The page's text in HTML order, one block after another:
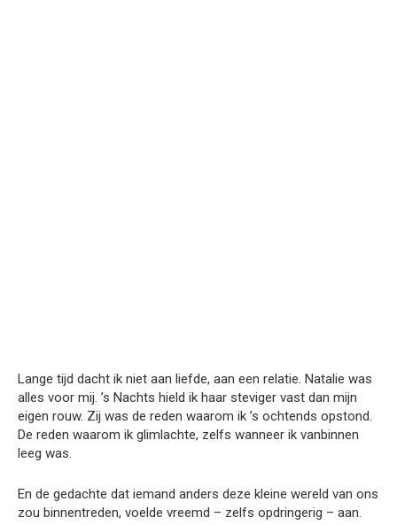
Lange tijd dacht ik niet aan liefde, aan een relatie. Natalie was
alles voor mij. ’s Nachts hield ik haar steviger vast dan mijn
eigen rouw. Zij was de reden waarom ik ’s ochtends opstond.
De reden waarom ik glimlachte, zelfs wanneer ik vanbinnen
leeg was.
En de gedachte dat iemand anders deze kleine wereld van ons
zou binnentreden, voelde vreemd – zelfs opdringerig – aan.